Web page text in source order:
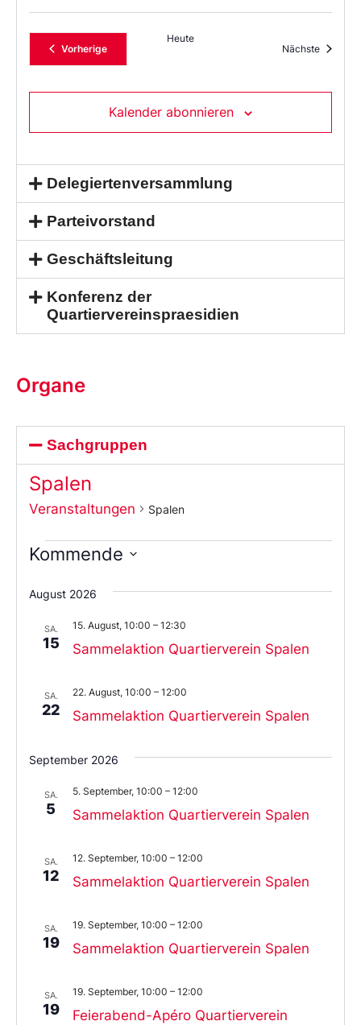
VorherigeVeranstaltungen
Heute
Nächste
Kalender abonnieren
Delegiertenversammlung
Parteivorstand
Geschäftsleitung
Konferenz der
Quartiervereinspraesidien
Organe
Sachgruppen
Spalen
Veranstaltungen Spalen
Kommende
Sie
das
aus.
August 2026
SA.
15 Sammelaktion Quartierverein Spalen
15. August, 10:00 – 12:30
SA.
22 Sammelaktion Quartierverein Spalen
22. August, 10:00 – 12:00
September 2026
SA.
5 Sammelaktion Quartierverein Spalen
5. September, 10:00 – 12:00
SA.
12 Sammelaktion Quartierverein Spalen
12. September, 10:00 – 12:00
SA.
19 Sammelaktion Quartierverein Spalen
19. September, 10:00 – 12:00
SA.
19
Feierabend-Apéro Quartierverein
19. September, 10:00 – 12:00